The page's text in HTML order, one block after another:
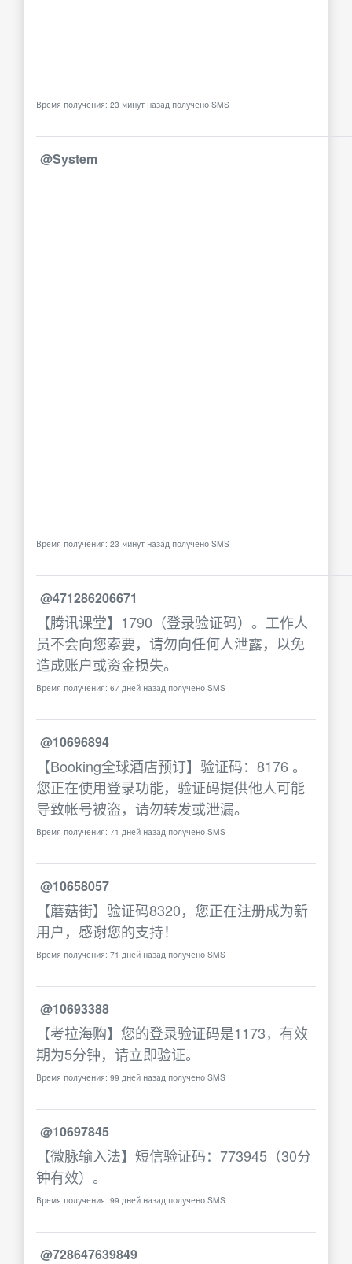
Время получения: 23 минут назад получено SMS
@System
Время получения: 23 минут назад получено SMS
@471286206671
【腾讯课堂】1790（登录验证码）。工作人
员不会向您索要，请勿向任何人泄露，以免
造成账户或资金损失。
Время получения: 67 дней назад получено SMS
@10696894
【Booking全球酒店预订】验证码：8176 。
您正在使用登录功能，验证码提供他人可能
导致帐号被盗，请勿转发或泄漏。
Время получения: 71 дней назад получено SMS
@10658057
【蘑菇街】验证码8320，您正在注册成为新
用户，感谢您的支持！
Время получения: 71 дней назад получено SMS
@10693388
【考拉海购】您的登录验证码是1173，有效
期为5分钟，请立即验证。
Время получения: 99 дней назад получено SMS
@10697845
【微脉输入法】短信验证码：773945（30分
钟有效）。
Время получения: 99 дней назад получено SMS
@728647639849